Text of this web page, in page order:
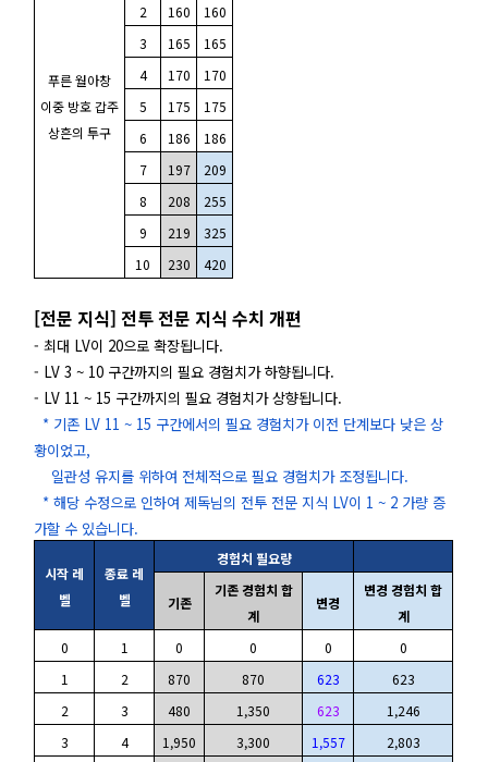
푸른 월아창
이중 방호 갑주
상흔의 투구
2
160
160
3
165
165
4
170
170
5
175
175
6
186
186
7
197
209
8
208
255
9
219
325
10
230 420
[전문 지식] 전투 전문 지식 수치 개편
- 최대 LV이 20으로 확장됩니다.
- LV 3 ~ 10 구간까지의 필요 경험치가 하향됩니다.
- LV 11 ~ 15 구간까지의 필요 경험치가 상향됩니다.
* 기존 LV 11 ~ 15 구간에서의 필요 경험치가 이전 단계보다 낮은 상
황이었고,
일관성 유지를 위하여 전체적으로 필요 경험치가 조정됩니다.
* 해당 수정으로 인하여 제독님의 전투 전문 지식 LV이 1 ~ 2 가량 증
가할 수 있습니다.
시작 레
벨
종료 레
벨
경험치 필요량
기존
기존 경험치 합
계
변경
변경 경험치 합
계
0
1 0 0 0
0
1
2 870 870 623
623
2
3 480 1,350 623
1,246
3
4 1,950 3,300 1,557
2,803